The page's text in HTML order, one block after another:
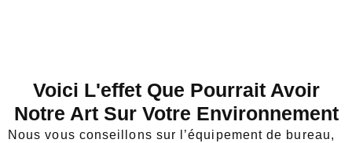
Voici L'effet Que Pourrait Avoir
Notre Art Sur Votre Environnement
Nous vous conseillons sur l’équipement de bureau,